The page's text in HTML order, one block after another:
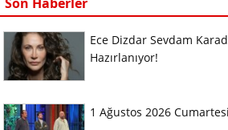
Ece Dizdar Sevdam
Hazırlanıyor!
1 Ağustos 2026